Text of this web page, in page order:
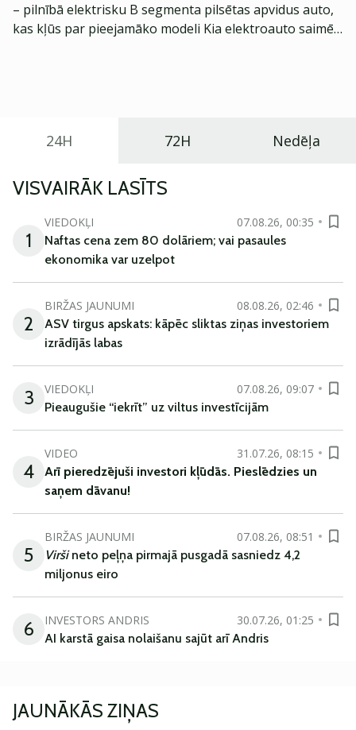
– pilnībā elektrisku B segmenta pilsētas apvidus auto,
kas kļūs par pieejamāko modeli Kia elektroauto saimē
24H 72H Nedēļa
VISVAIRĀK LASĪTS
1
VIEDOKĻI
07.08.26, 00:35
Naftas cena zem 80 dolāriem; vai pasaules
ekonomika var uzelpot
2
BIRŽAS JAUNUMI
08.08.26, 02:46
ASV tirgus apskats: kāpēc sliktas ziņas investoriem
izrādījās labas
3 VIEDOKĻI
07.08.26, 09:07
Pieaugušie “iekrīt” uz viltus investīcijām
4
VIDEO
31.07.26, 08:15
Arī pieredzējuši investori kļūdās. Pieslēdzies un
saņem dāvanu!
5
BIRŽAS JAUNUMI
07.08.26, 08:51
Viršineto peļņa pirmajā pusgadā sasniedz 4,2
miljonus eiro
6 INVESTORS ANDRIS
30.07.26, 01:25
AI karstā gaisa nolaišanu sajūt arī Andris
JAUNĀKĀS ZIŅAS